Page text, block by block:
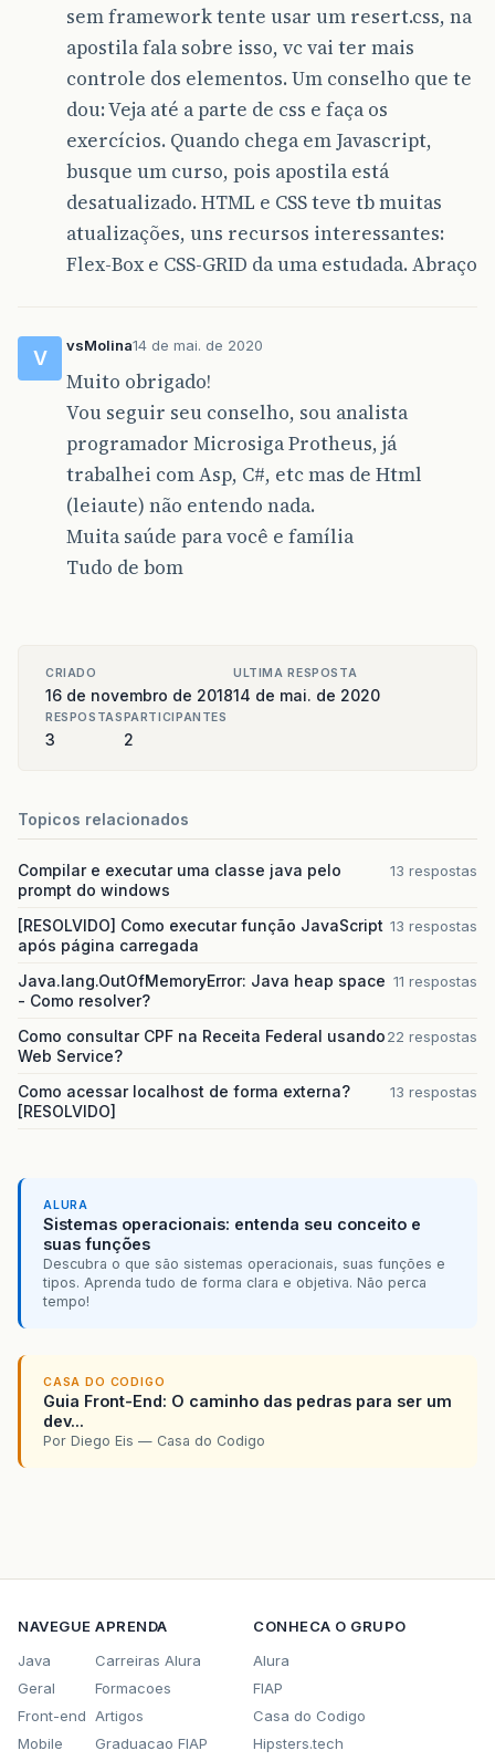
sem framework tente usar um resert.css, na
apostila fala sobre isso, vc vai ter mais
controle dos elementos. Um conselho que te
dou: Veja até a parte de css e faça os
exercícios. Quando chega em Javascript,
busque um curso, pois apostila está
desatualizado. HTML e CSS teve tb muitas
atualizações, uns recursos interessantes:
Flex-Box e CSS-GRID da uma estudada. Abraço
V
vsMolina14 de mai. de 2020
Muito obrigado!
Vou seguir seu conselho, sou analista
programador Microsiga Protheus, já
trabalhei com Asp, C#, etc mas de Html
(leiaute) não entendo nada.
Muita saúde para você e família
Tudo de bom
CRIADO
16 de novembro de 2018
ULTIMA RESPOSTA
14 de mai. de 2020
RESPOSTAS
3
PARTICIPANTES
2
Topicos relacionados
Compilar e executar uma classe java pelo
prompt do windows
13 respostas
[RESOLVIDO] Como executar função JavaScript
após página carregada
13 respostas
Java.lang.OutOfMemoryError: Java heap space
- Como resolver?
11 respostas
Como consultar CPF na Receita Federal usando
Web Service?
22 respostas
Como acessar localhost de forma externa?
[RESOLVIDO]
13 respostas
ALURA
Sistemas operacionais: entenda seu conceito e
suas funções
Descubra o que são sistemas operacionais, suas funções e
tipos. Aprenda tudo de forma clara e objetiva. Não perca
tempo!
CASA DO CODIGO
Guia Front-End: O caminho das pedras para ser um
dev...
Por Diego Eis — Casa do Codigo
NAVEGUE
Java
Geral
Front-end
Mobile
APRENDA
Carreiras Alura
Formacoes
Artigos
Graduacao FIAP
CONHECA O GRUPO
Alura
FIAP
Casa do Codigo
Hipsters.tech